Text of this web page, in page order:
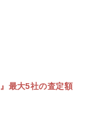
最大5社の査定額